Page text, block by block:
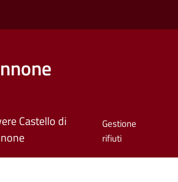
Castello di
Gestione
rifiuti